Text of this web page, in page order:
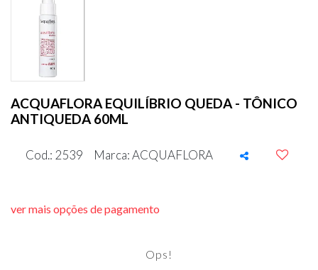
ACQUAFLORA EQUILÍBRIO QUEDA - TÔNICO
ANTIQUEDA 60ML
Cod.: 2539 Marca: ACQUAFLORA
ver mais opções de pagamento
Ops!